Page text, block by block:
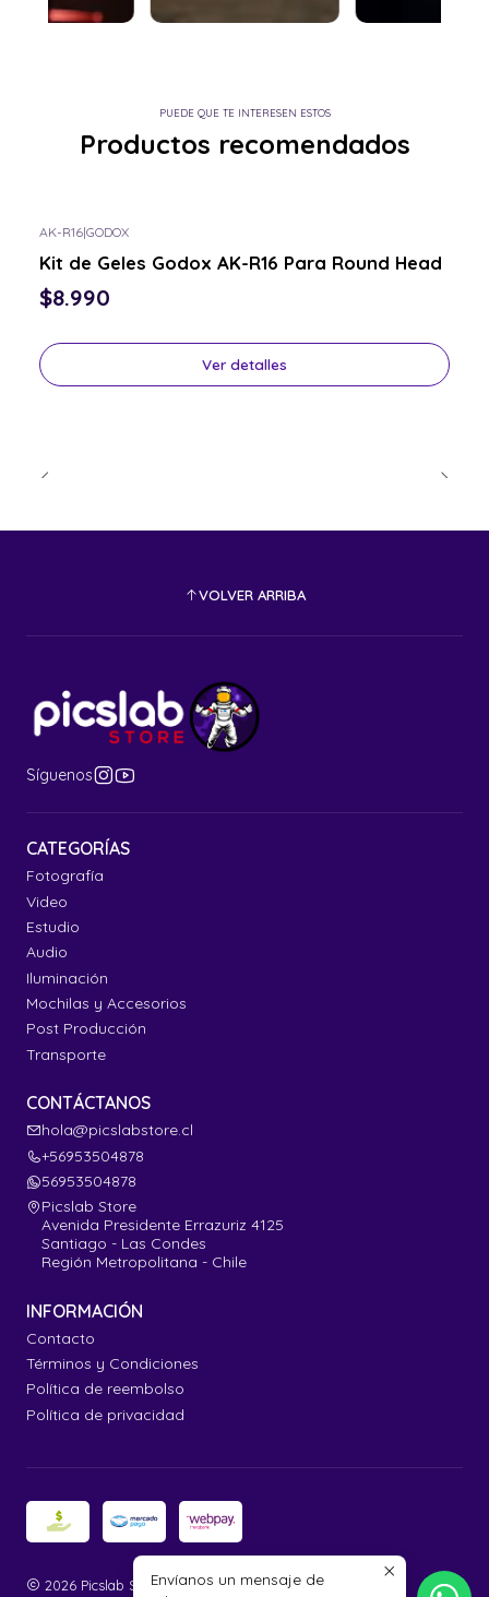
PUEDE QUE TE INTERESEN ESTOS
Productos recomendados
AK-R16|GODOX
Kit de Geles Godox AK-R16 Para Round Head
$8.990
Ver detalles
VOLVER ARRIBA
Síguenos
CATEGORÍAS
Fotografía
Video
Estudio
Audio
Iluminación
Mochilas y Accesorios
Post Producción
Transporte
CONTÁCTANOS
hola@picslabstore.cl
+56953504878
56953504878
Picslab Store
Avenida Presidente Errazuriz 4125
Santiago - Las Condes
Región Metropolitana - Chile
INFORMACIÓN
Contacto
Términos y Condiciones
Política de reembolso
Política de privacidad
2026 Picslab Store.Envíanos un mensaje de